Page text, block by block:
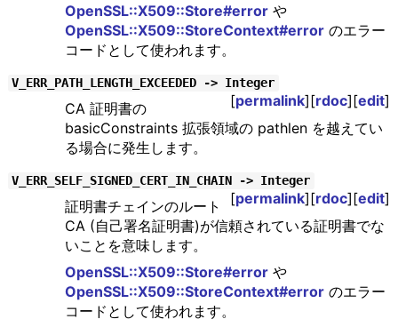
OpenSSL::X509::Store#errorや
OpenSSL::X509::StoreContext#errorのエラー
コードとして使われます。
V_ERR_PATH_LENGTH_EXCEEDED -> Integer
[permalink][rdoc][edit]
CA 証明書の
basicConstraints 拡張領域の pathlen を越えてい
る場合に発生します。
V_ERR_SELF_SIGNED_CERT_IN_CHAIN -> Integer
[permalink][rdoc][edit]
証明書チェインのルート
CA (自己署名証明書)が信頼されている証明書でな
いことを意味します。
OpenSSL::X509::Store#errorや
OpenSSL::X509::StoreContext#errorのエラー
コードとして使われます。